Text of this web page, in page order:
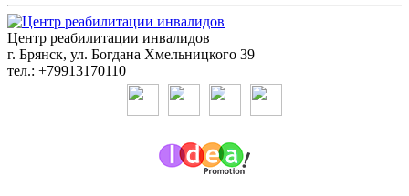
Центр реабилитации инвалидов
г. Брянск, ул. Богдана Хмельницкого 39
тел.: +79913170110